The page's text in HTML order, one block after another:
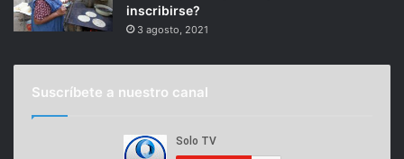
inscribirse?
3 agosto, 2021
Suscríbete a nuestro canal